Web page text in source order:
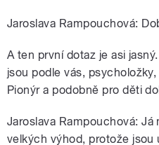
Jaroslava Rampouchová:
A ten první dotaz je asi
jsou podle vás,
Pionýr a podobně pro děti
Jaroslava Rampouchová:
velkých výhod, protože